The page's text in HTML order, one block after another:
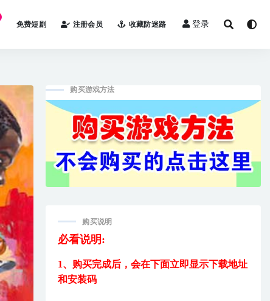
免费短剧
注册会员 收藏防迷路 登录
购买游戏方法
购买说明
必看说明:
1、购买完成后，会在下面立即显示下载地址
和安装码